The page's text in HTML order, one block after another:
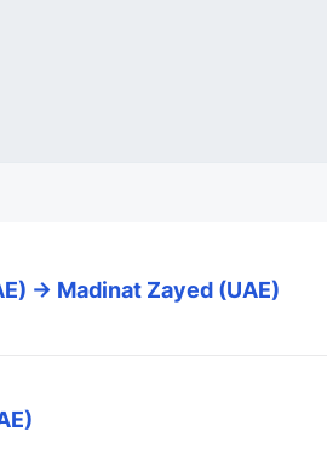
-> Madinat Zayed (UAE)